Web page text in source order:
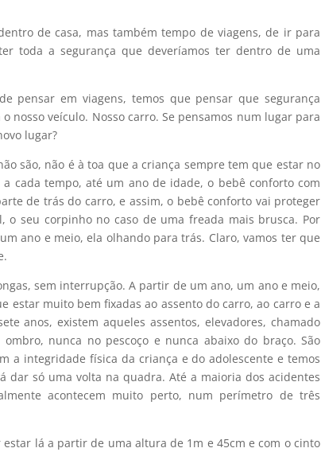
para
cima
baixo
para
diminuir
o
volume.
de casa, mas também tempo de viagens, de ir para
toda a segurança que deveríamos ter dentro de uma
pensar em viagens, temos que pensar que segurança
nosso veículo. Nosso carro. Se pensamos num lugar para
lugar?
são, não é à toa que a criança sempre tem que estar no
cada tempo, até um ano de idade, o bebê conforto com
de trás do carro, e assim, o bebê conforto vai proteger
o seu corpinho no caso de uma freada mais brusca. Por
ano e meio, ela olhando para trás. Claro, vamos ter que
sem interrupção. A partir de um ano, um ano e meio,
muito bem fixadas ao assento do carro, ao carro e a
anos, existem aqueles assentos, elevadores, chamado
nunca no pescoço e nunca abaixo do braço. São
a integridade física da criança e do adolescente e temos
dar só uma volta na quadra. Até a maioria dos acidentes
acontecem muito perto, num perímetro de três
lá a partir de uma altura de 1m e 45cm e com o cinto